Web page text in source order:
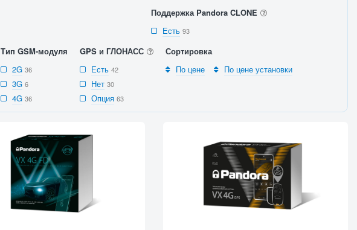
Поддержка Pandora CLONE
Есть 93
Тип GSM-модуля
2G 36
3G 6
4G 36
GPS и ГЛОНАСС
Есть 42
Нет 30
Опция 63
Сортировка
По цене
По цене установки